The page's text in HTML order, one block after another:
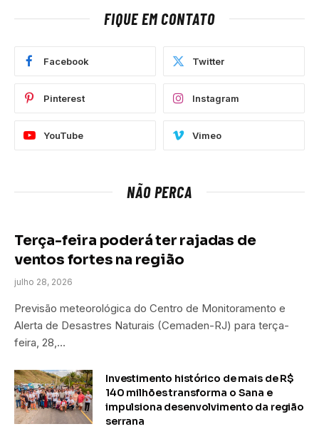
FIQUE EM CONTATO
Facebook Twitter
Pinterest Instagram
YouTube Vimeo
NÃO PERCA
Terça-feira poderá ter rajadas de
ventos fortes na região
julho 28, 2026
Previsão meteorológica do Centro de Monitoramento e
Alerta de Desastres Naturais (Cemaden-RJ) para terça-
feira, 28,…
Investimento histórico de mais de R$
140 milhões transforma o Sana e
impulsiona desenvolvimento da região
serrana